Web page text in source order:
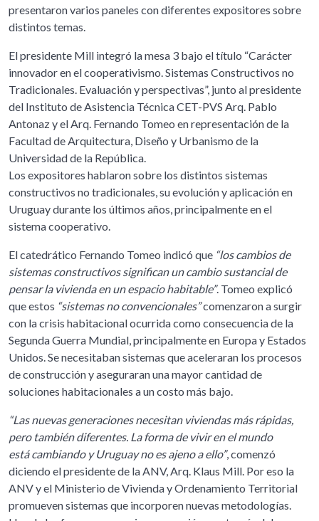
presentaron varios paneles con diferentes expositores sobre
distintos temas.
El presidente Mill integró la mesa 3 bajo el título “Carácter
innovador en el cooperativismo. Sistemas Constructivos no
Tradicionales. Evaluación y perspectivas”, junto al presidente
del Instituto de Asistencia Técnica CET-PVS Arq. Pablo
Antonaz y el Arq. Fernando Tomeo en representación de la
Facultad de Arquitectura, Diseño y Urbanismo de la
Universidad de la República.
Los expositores hablaron sobre los distintos sistemas
constructivos no tradicionales, su evolución y aplicación en
Uruguay durante los últimos años, principalmente en el
sistema cooperativo.
El catedrático Fernando Tomeo indicó que “los cambios de
sistemas constructivos significan un cambio sustancial de
pensar la vivienda en un espacio habitable”. Tomeo explicó
que estos “sistemas no convencionales”comenzaron a surgir
con la crisis habitacional ocurrida como consecuencia de la
Segunda Guerra Mundial, principalmente en Europa y Estados
Unidos. Se necesitaban sistemas que aceleraran los procesos
de construcción y aseguraran una mayor cantidad de
soluciones habitacionales a un costo más bajo.
“Las nuevas generaciones necesitan viviendas más rápidas,
pero también diferentes. La forma de vivir en el mundo
está cambiando y Uruguay no es ajeno a ello”, comenzó
diciendo el presidente de la ANV, Arq. Klaus Mill. Por eso la
ANV y el Ministerio de Vivienda y Ordenamiento Territorial
promueven sistemas que incorporen nuevas metodologías.